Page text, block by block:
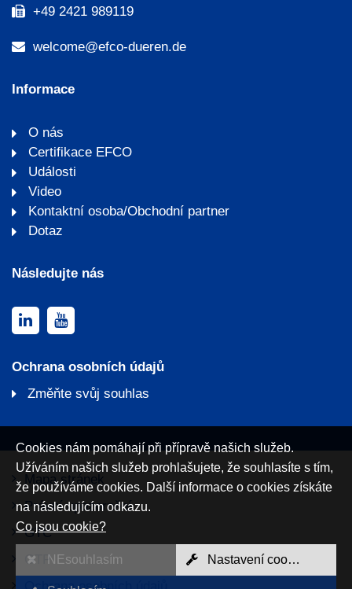
+49 2421 989119
welcome@efco-dueren.de
Informace
O nás
Certifikace EFCO
Události
Video
Kontaktní osoba/Obchodní partner
Dotaz
Následujte nás
Ochrana osobních údajů
Změňte svůj souhlas
Mapa stránek
Právní upozornění
GTC
GTP
Cookies nám pomáhají při přípravě našich služeb.
Užíváním našich služeb prohlašujete, že souhlasíte s tím,
že používáme cookies. Další informace o cookies získáte
na následujícím odkazu.
Co jsou cookie?
NEsouhlasím Nastavení cookies